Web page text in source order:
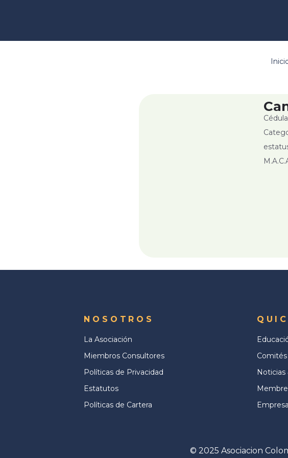
NOSOTROS
La Asociación
Miembros Consultores
Políticas de Privacidad
Estatutos
Políticas de Cartera
Noticias
© 2025 Asociacion